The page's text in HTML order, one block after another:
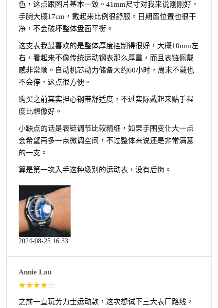
色，这点跟图片基本一致。41mm尺寸对我来说刚刚好，
手腕大概17cm，戴起来比例很舒服。日期窗位置也很干
净，不会破坏整体盘面平衡。
这支表我最喜欢的是整体厚度控制得很好，大概10mm左
右，看起来不像传统运动钢表那么厚重，而且表链佩戴
感非常顺。自动机芯动力储备大约60小时，周末不戴也
不会停，这点很方便。
购买之前其实担心钢带舒适度，不过实际戴起来贴手程
度比想像好。
小缺点的话是表链调节比较精细，如果手围变化大一点
会希望再多一点微调空间，不过整体来说还是非常满意
的一支。
算是第一次入手这种级别的运动表，没有后悔。
2024-08-25 16:33
Annie Lau
★★★★☆
之前一直玩劳力士运动款，这次想试下三大表厂路线，